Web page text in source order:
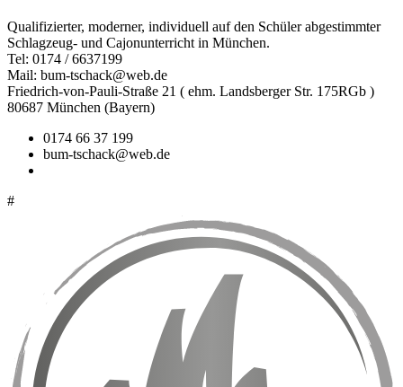
Qualifizierter, moderner, individuell auf den Schüler abgestimmter
Schlagzeug- und Cajonunterricht in München.
Tel: 0174 / 6637199
Mail: bum-tschack@web.de
Friedrich-von-Pauli-Straße 21 ( ehm. Landsberger Str. 175RGb )
80687 München (Bayern)
0174 66 37 199
bum-tschack@web.de
#